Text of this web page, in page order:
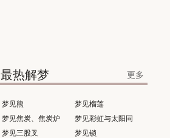
最热解梦 更多
梦见熊
梦见榴莲
梦见焦炭、焦炭炉
梦见彩虹与太阳同
时出现
梦见三股叉
梦见锁